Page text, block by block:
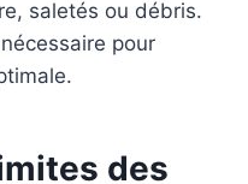
saletés ou débris.
pour
des